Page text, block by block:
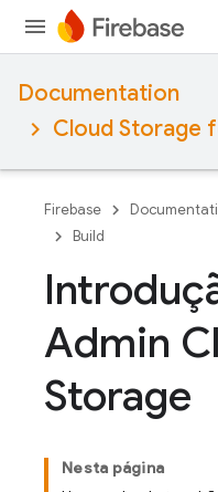
Documentation
Cloud Storage
Firebase
Build
Admin
Storage
Nesta página